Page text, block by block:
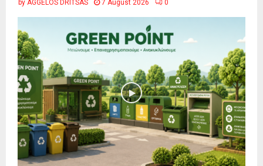
by AGGELOS DRITSAS 7 August 2026 0